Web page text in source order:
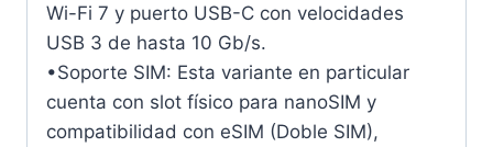
Wi-Fi 7 y puerto USB-C con velocidades
USB 3 de hasta 10 Gb/s.
•Soporte SIM: Esta variante en particular
cuenta con slot físico para nanoSIM y
compatibilidad con eSIM (Doble SIM),